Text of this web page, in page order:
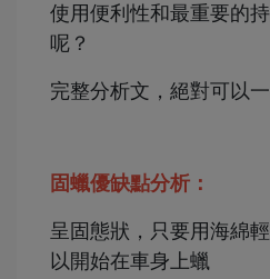
使用便利性和最重要的
呢？
完整分析文，絕對可以
固蠟優缺點分析：
呈固態狀，只要用海綿
以開始在車身上蠟